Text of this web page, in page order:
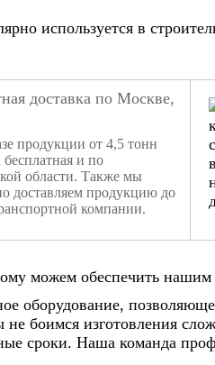
используется в
доставка по Москве,
продукции от 4,5 тонн
бесплатная и по
области. Также мы
доставляем продукцию до
компании.
можем обеспечить
оборудование,
боимся изготовления
сроки. Наша команда